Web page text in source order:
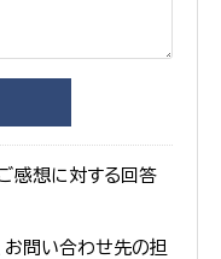
感想に対する回答
お問い合わせ先の担